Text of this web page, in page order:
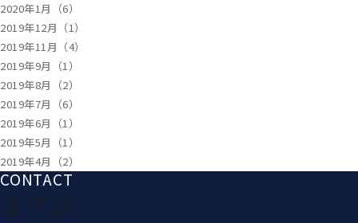
2020年1月（6）
2019年12月（1）
2019年11月（4）
2019年9月（1）
2019年8月（2）
2019年7月（6）
2019年6月（1）
2019年5月（1）
2019年4月（2）
CONTACT
まずは